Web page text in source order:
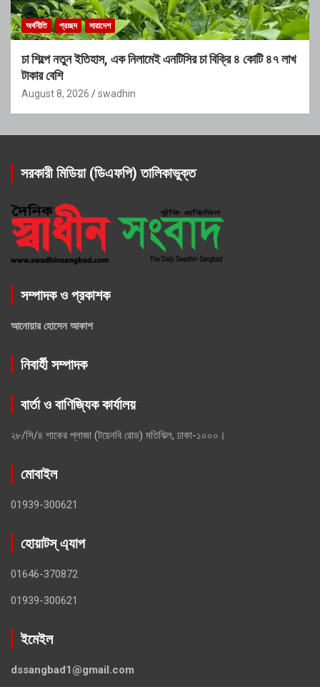
অর্থনীতি প্রচ্ছদ সারাদেশ
চা শিল্পে নতুন ইতিহাস, এক নিলামেই এনটিসির চা বিক্রি ৪ কোটি ৪৭ লাখ
টাকার বেশি
August 8, 2026 swadhin
সরকারী মিডিয়া (ডিএফপি) তালিকাভুক্ত
সম্পাদক ও প্রকাশক
আনোয়ার হোসেন আকাশ
নিবার্হী সম্পাদক
বার্তা ও বাণিজ্যিক কার্যালয়
২৮/সি/৪ শাকের প্লাজা (টয়েনবি রোড) মতিঝিল, ঢাকা-১০০০।
মোবাইল
01939-300621
হোয়াটস্ এ্যাপ
01646-370872
01939-300621
ইমেইল
dssangbad1@gmail.com